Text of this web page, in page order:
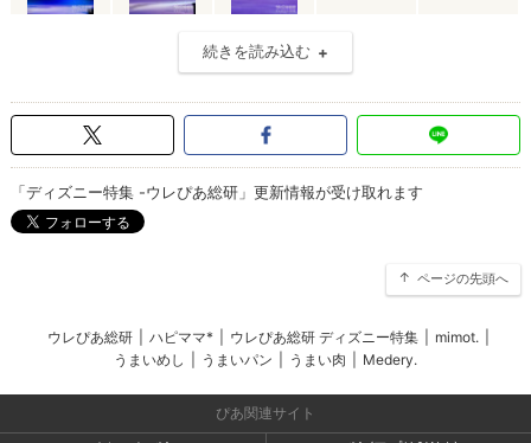
続きを読み込む
「ディズニー特集 -ウレぴあ総研」更新情報が受け取れます
ページの先頭へ
ウレぴあ総研 ハピママ* ウレぴあ総研 ディズニー特集 mimot.
うまいめし
うまいパン うまい肉 Medery.
ぴあ関連サイト